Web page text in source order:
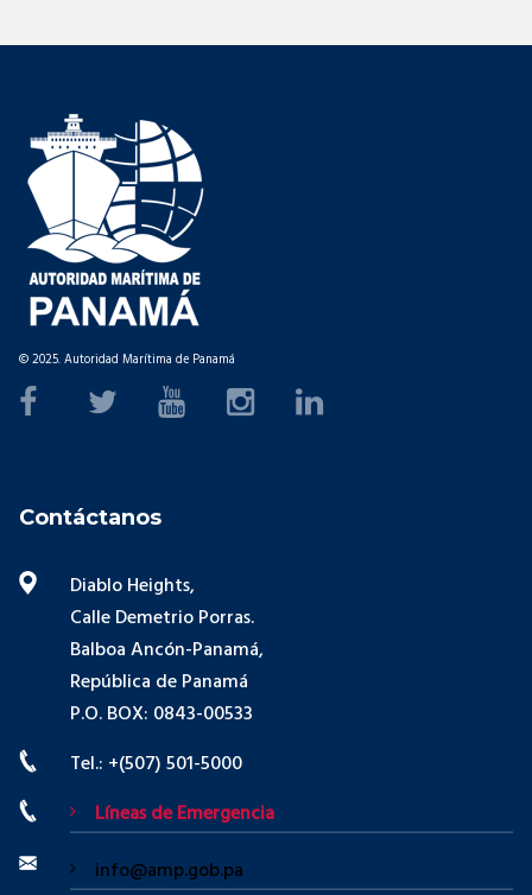
© 2025. Autoridad Marítima de Panamá
Contáctanos
Diablo Heights,
Calle Demetrio Porras.
Balboa Ancón-Panamá,
República de Panamá
P.O. BOX: 0843-00533
Tel.: +(507) 501-5000
Líneas de Emergencia
info@amp.gob.pa